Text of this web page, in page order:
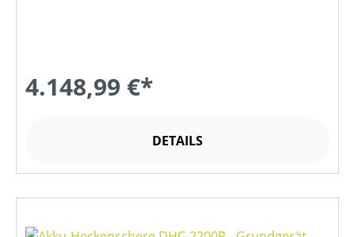
4.148,99 €*
DETAILS